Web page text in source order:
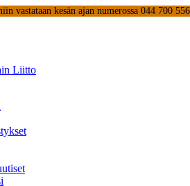
vastataan kesän ajan numerossa 044 700